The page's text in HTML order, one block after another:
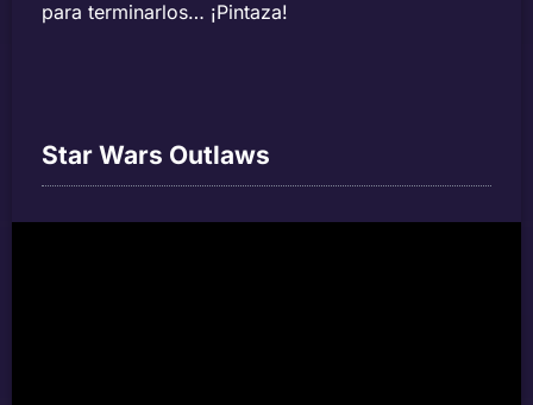
para terminarlos… ¡Pintaza!
Star Wars Outlaws